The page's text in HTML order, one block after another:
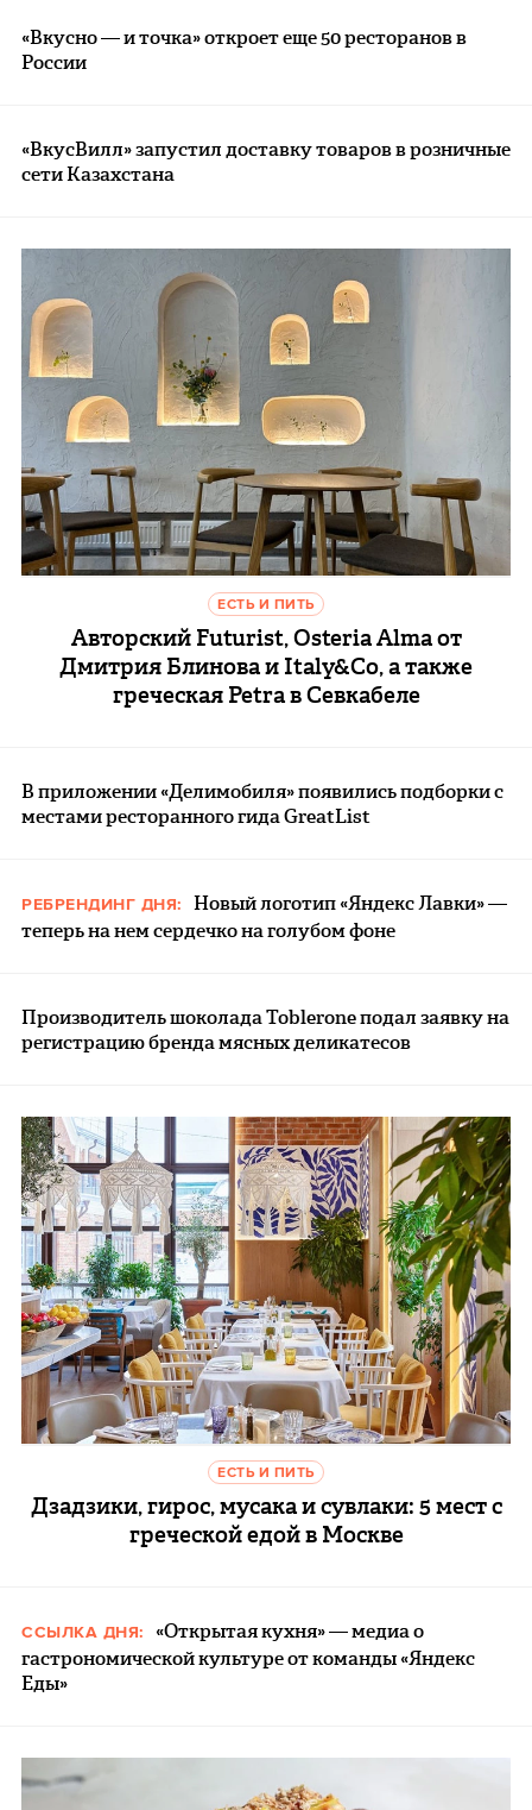
«Вкусно — и точка» откроет еще 50 ресторанов в
России
«ВкусВилл» запустил доставку товаров в розничные
сети Казахстана
ЕСТЬ И ПИТЬ
Авторский Futurist, Osteria Alma от
Дмитрия Блинова и Italy&Co, а также
греческая Petra в Севкабеле
В приложении «Делимобиля» появились подборки с
местами ресторанного гида GreatList
РЕБРЕНДИНГ ДНЯ:
Новый логотип «Яндекс Лавки» —
теперь на нем сердечко на голубом фоне
Производитель шоколада Toblerone подал заявку на
регистрацию бренда мясных деликатесов
ЕСТЬ И ПИТЬ
Дзадзики, гирос, мусака и сувлаки: 5 мест с
греческой едой в Москве
ССЫЛКА ДНЯ:
«Открытая кухня» — медиа о
гастрономической культуре от команды «Яндекс
Еды»